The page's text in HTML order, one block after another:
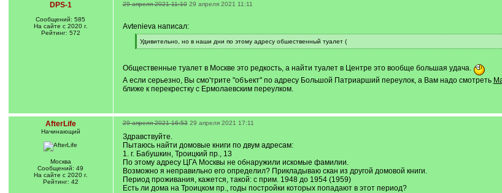
DPS-1
Сообщений: 585
На сайте с 2020 г.
Рейтинг: 572
29 апреля 2021 11:10 29 апреля 2021 11:11
Avtenieva написал:
[
q
Удивительно, но в наши дни по этому адресу обшественный туалет (
[
]
Общественные туалет в Москве это редкость, а найти туалет в Центре это вообще большая удача.
А если серьезно, Вы смо'трите "объект" по адресу Большой Патриарший переулок, а Вам надо смотреть
ближе к перекрестку с Ермолаевским переулком.
AfterLife
Начинающий
Москва
Сообщений: 49
На сайте с 2020 г.
Рейтинг: 42
29 апреля 2021 16:53 29 апреля 2021 17:11
Здравствуйте.
Пытаюсь найти домовые книги по двум адресам:
1. г. Бабушкин, Троицкий пр., 13
По этому адресу ЦГА Москвы не обнаружили искомые фамилии.
Возможно я неправильно его определил? Прикладываю скан из другой домовой книги.
Период проживания, кажется, такой: с прим. 1948 до 1954 (1959)
Есть ли дома на Троицком пр., годы постройки которых попадают в этот период?